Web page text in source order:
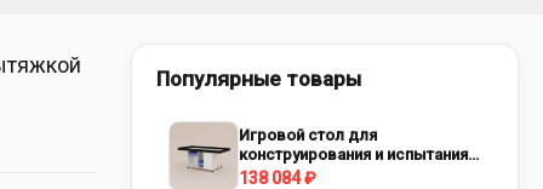
Популярные товары
Игровой стол для
конструирования и испытания
роботов
138 084 ₽